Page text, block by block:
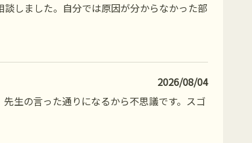
しました。自分では原因が分からなかった部
2026/08/04
生の言った通りになるから不思議です。スゴ